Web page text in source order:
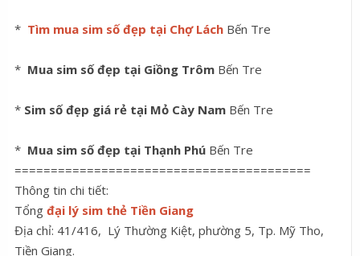
* Tìm mua sim số đẹp tại Chợ Lách Bến Tre
* Mua sim số đẹp tại Giồng Trôm Bến Tre
* Sim số đẹp giá rẻ tại Mỏ Cày Nam Bến Tre
* Mua sim số đẹp tại Thạnh Phú Bến Tre
=========================================
Thông tin chi tiết:
Tổng đại lý sim thẻ Tiền Giang
Địa chỉ: 41/416, Lý Thường Kiệt, phường 5, Tp. Mỹ Tho,
Tiền Giang.